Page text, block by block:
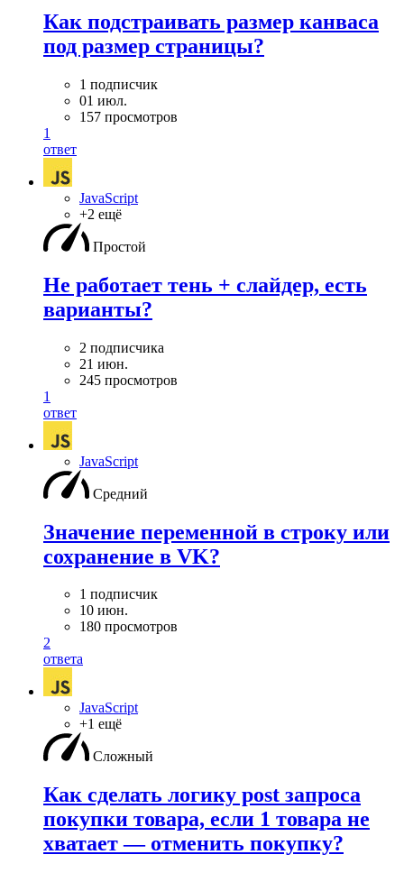
Как подстраивать размер канваса
под размер страницы?
1 подписчик
01 июл.
157 просмотров
1
ответ
JavaScript
+2 ещё
Простой
Не работает тень + слайдер, есть
варианты?
2 подписчика
21 июн.
245 просмотров
1
ответ
JavaScript
Средний
Значение переменной в строку или
сохранение в VK?
1 подписчик
10 июн.
180 просмотров
2
ответа
JavaScript
+1 ещё
Сложный
Как сделать логику post запроса
покупки товара, если 1 товара не
хватает — отменить покупку?